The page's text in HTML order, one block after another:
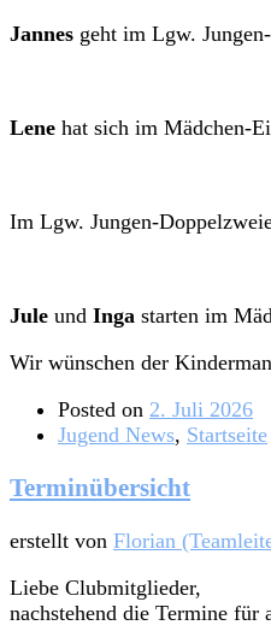
Jannes geht im Lgw.
Lene hat sich im Mädchen-
Im Lgw. Jungen-
Jule und Inga starten im
Wir wünschen der
Posted on 2. Juli 2026
Jugend News, Startseite
Terminübersicht
erstellt von Florian
Liebe Clubmitglieder,
nachstehend die Termine für